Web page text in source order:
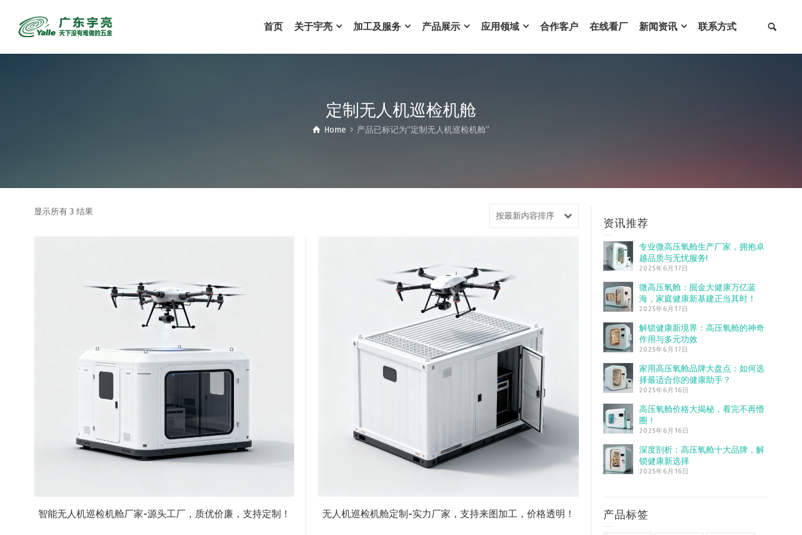
首页 关于宇亮 加工及服务 产品展示 应用领域 合作客户 在线看厂 新闻资讯 联系方式
定制无人机巡检机舱
Home 产品已标记为“定制无人机巡检机舱”
显示所有 3 结果 按最新内容排序
智能无人机巡检机舱厂家-源头工厂，质优价廉，支持定制！ 无人机巡检机舱定制-实力厂家，支持来图加工，价格透明！
资讯推荐
专业微高压氧舱生产厂家，拥抱卓
越品质与无忧服务!
2025年6月17日
微高压氧舱：掘金大健康万亿蓝
海，家庭健康新基建正当其时！
2025年6月17日
解锁健康新境界：高压氧舱的神奇
作用与多元功效
2025年6月17日
家用高压氧舱品牌大盘点：如何选
择最适合你的健康助手？
2025年6月16日
高压氧舱价格大揭秘，看完不再懵
圈！
2025年6月16日
深度剖析：高压氧舱十大品牌，解
锁健康新选择
2025年6月16日
产品标签